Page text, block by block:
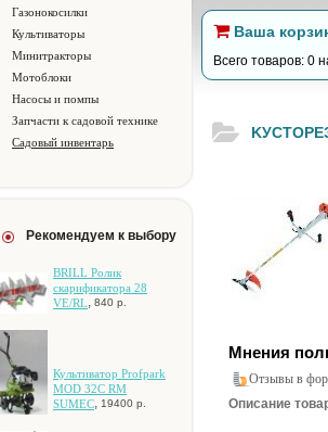
Газонокосилки
Культиваторы
Минитракторы
Мотоблоки
Насосы и помпы
Запчасти к садовой технике
Садовый инвентарь
Рекомендуем к выбору
BRILL Poлик
cкapификaтopa 28
VE/RL, 840 р.
Культиватор Profpark
MOD 32C RM
SUMEC, 19400 р.
Ваша
Всего товаров: 0
Мнения
Отзывы в
Описание